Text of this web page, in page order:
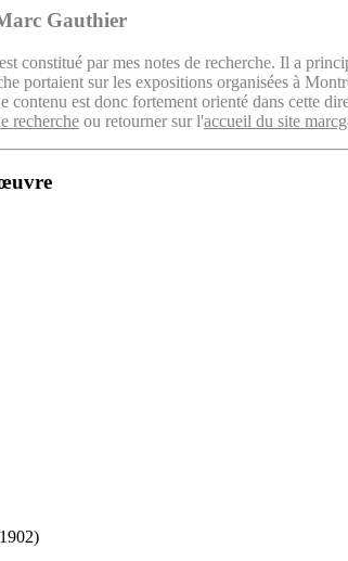
Gauthier
constitué par mes notes de recherche. Il a
portaient sur les expositions organisées à
contenu est donc fortement orienté dans cette
recherche ou retourner sur l'accueil du site